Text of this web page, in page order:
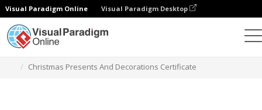
Visual Paradigm Online Visual Paradigm Desktop
Christmas Presents And Decorations Certificate